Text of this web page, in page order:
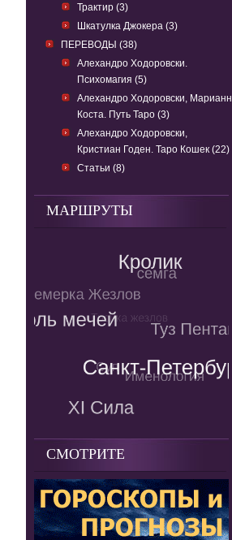
Трактир (3)
Шкатулка Джокера (3)
ПЕРЕВОДЫ (38)
Алехандро Ходоровски.
Психомагия (5)
Алехандро Ходоровски, Марианн
Коста. Путь Таро (3)
Алехандро Ходоровски,
Кристиан Годен. Таро Кошек (22)
Статьи (8)
МАРШРУТЫ
СМОТРИТЕ